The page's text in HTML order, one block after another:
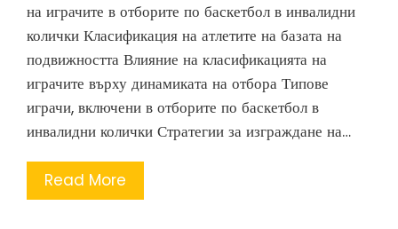
на играчите в отборите по баскетбол в инвалидни
колички Класификация на атлетите на базата на
подвижността Влияние на класификацията на
играчите върху динамиката на отбора Типове
играчи, включени в отборите по баскетбол в
инвалидни колички Стратегии за изграждане на…
Read More